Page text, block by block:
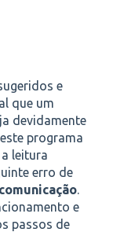
e
que um
devidamente
programa
leitura
erro de
.
e
passos de